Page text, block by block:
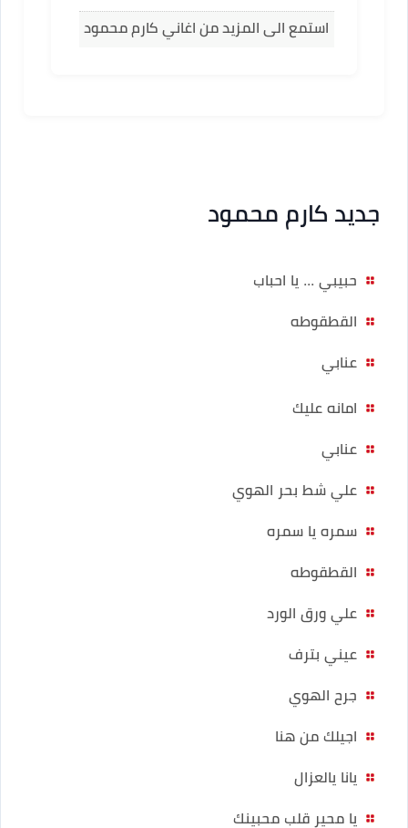
استمع الى المزيد من اغاني كارم محمود
جديد كارم محمود
حبيبي ... يا احباب
القطقوطه
عنابي
امانه عليك
عنابي
علي شط بحر الهوي
سمره يا سمره
القطقوطه
علي ورق الورد
عيني بترف
جرح الهوي
اجيلك من هنا
يانا يالعزال
يا محير قلب محبينك